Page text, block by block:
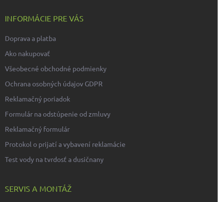
INFORMÁCIE PRE VÁS
Doprava a platba
Ako nakupovať
Všeobecné obchodné podmienky
Ochrana osobných údajov GDPR
Reklamačný poriadok
Formulár na odstúpenie od zmluvy
Reklamačný formulár
Protokol o prijatí a vybavení reklamácie
Test vody na tvrdosť a dusičnany
SERVIS A MONTÁŽ